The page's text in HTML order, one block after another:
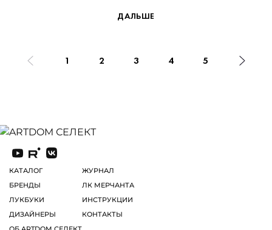
ДАЛЬШЕ
1 2 3 4 5
КАТАЛОГ
БРЕНДЫ
ЛУКБУКИ
ДИЗАЙНЕРЫ
ЖУРНАЛ
ЛК МЕРЧАНТА
ИНСТРУКЦИИ
КОНТАКТЫ